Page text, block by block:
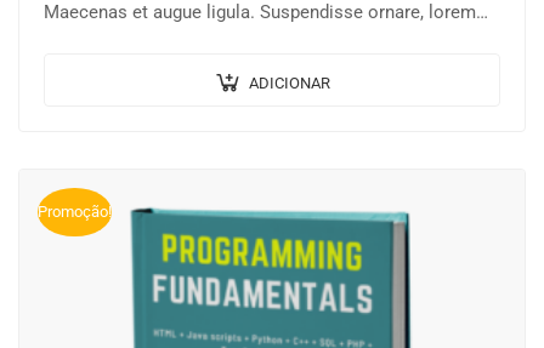
Maecenas et augue ligula. Suspendisse ornare, lorem
ADICIONAR
Promoção!